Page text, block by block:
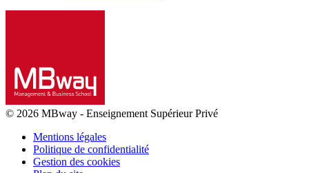
© 2026 MBway - Enseignement Supérieur Privé
Mentions légales
Politique de confidentialité
Gestion des cookies